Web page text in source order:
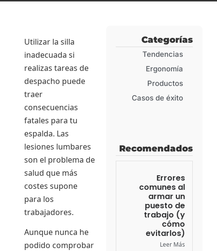
Utilizar la silla
inadecuada si
realizas tareas de
despacho puede
traer
consecuencias
fatales para tu
espalda. Las
lesiones lumbares
son el problema de
salud que más
costes supone
para los
trabajadores.
Aunque nunca he
podido comprobar
Categorías
Tendencias
Ergonomía
Productos
Casos de éxito
Recomendados
Errores
comunes al
armar un
puesto de
trabajo (y
cómo
evitarlos)
Leer Más